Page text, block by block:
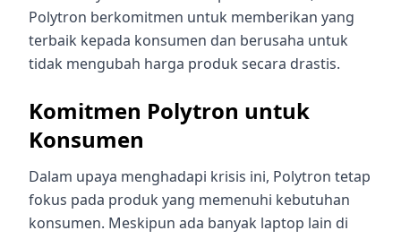
Polytron berkomitmen untuk memberikan yang
terbaik kepada konsumen dan berusaha untuk
tidak mengubah harga produk secara drastis.
Komitmen Polytron untuk
Konsumen
Dalam upaya menghadapi krisis ini, Polytron tetap
fokus pada produk yang memenuhi kebutuhan
konsumen. Meskipun ada banyak laptop lain di